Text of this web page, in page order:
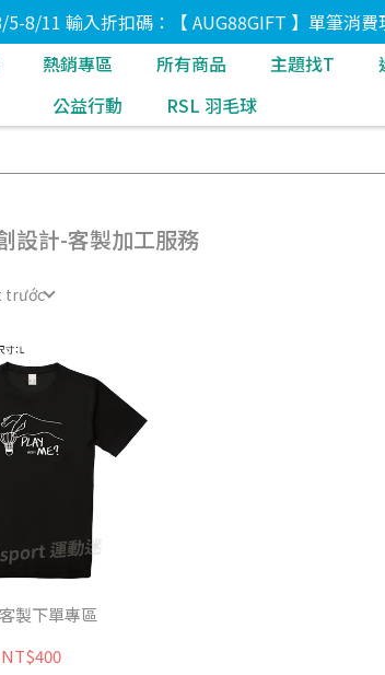
8/11 輸入折扣碼：【 AUG88GIFT 】單筆消費
熱銷專區 所有商品 主題找T
公益行動
RSL 羽毛球
設計-客製加工服務
trước
製下單專區
NT$400